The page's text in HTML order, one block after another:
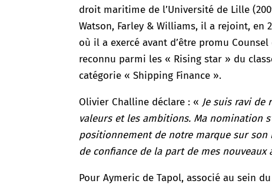
droit maritime de l’Université de Lille
Watson, Farley & Williams, il a rejoint, en
où il a exercé avant d’être promu
reconnu parmi les « Rising star » du
catégorie « Shipping Finance ».
Olivier Challine déclare : « Je suis ravi de
valeurs et les ambitions. Ma nomination
positionnement de notre marque sur son
de confiance de la part de mes nouveaux
Pour Aymeric de Tapol, associé au sein